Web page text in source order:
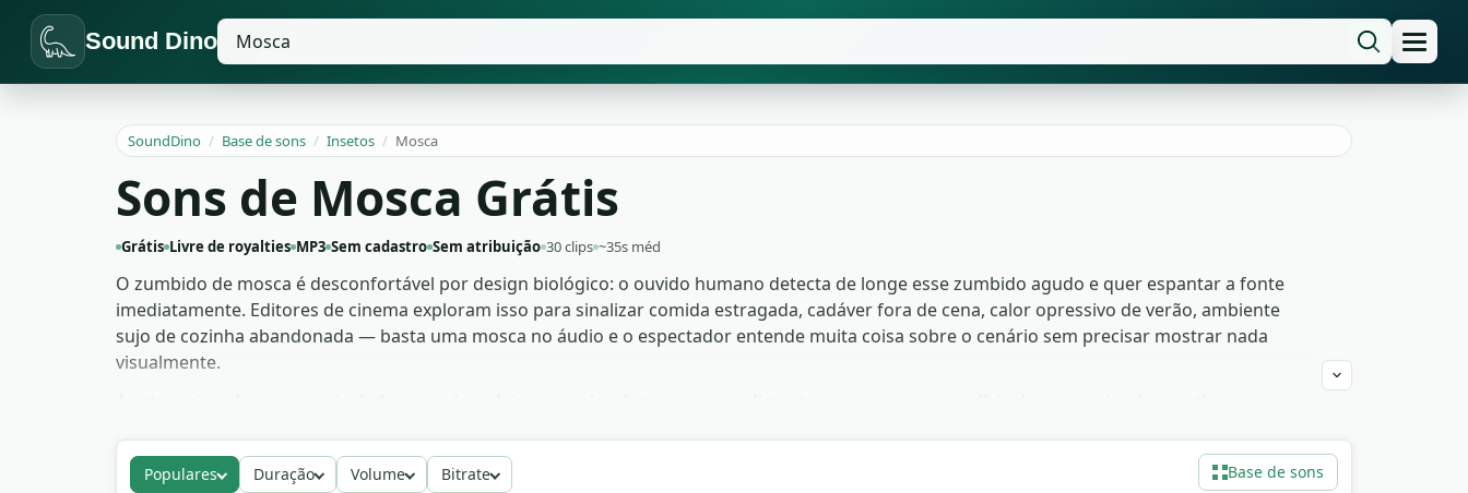
Sound Dino
SoundDino / Base de sons / Insetos / Mosca
Sons de Mosca Grátis
Grátis Livre de royalties MP3 Sem cadastro Sem atribuição 30 clips ~35s méd
O zumbido de mosca é desconfortável por design biológico: o ouvido humano detecta de longe esse zumbido agudo e quer espantar a fonte
imediatamente. Editores de cinema exploram isso para sinalizar comida estragada, cadáver fora de cena, calor opressivo de verão, ambiente
sujo de cozinha abandonada — basta uma mosca no áudio e o espectador entende muita coisa sobre o cenário sem precisar mostrar nada
visualmente.
e foley de horror corporal. São 30 arquivos grátis para download, sem direitos autorais, com licença válida para uso comercial sem atribuição
obrigatória.
Populares Duração Volume Bitrate Base de sons